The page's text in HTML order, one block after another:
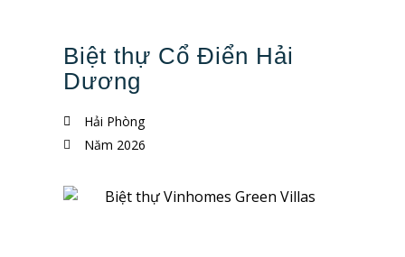
Biệt thự Cổ Điển Hải
Dương
Hải Phòng
Năm 2026